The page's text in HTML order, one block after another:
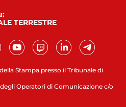
Stampa presso il Tribunale di
Operatori di Comunicazione c/o
TERRESTRE